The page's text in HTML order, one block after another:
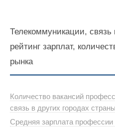
Телекоммуникации, связь
рейтинг зарплат,
рынка
Количество вакансий
связь в других городах страны
Средняя зарплата